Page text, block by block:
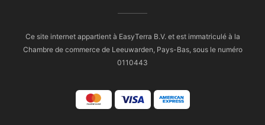
Ce site internet appartient à EasyTerra B.V. et est immatriculé à la
Chambre de commerce de Leeuwarden, Pays-Bas, sous le numéro
0110443